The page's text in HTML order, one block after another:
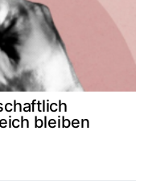
bleiben